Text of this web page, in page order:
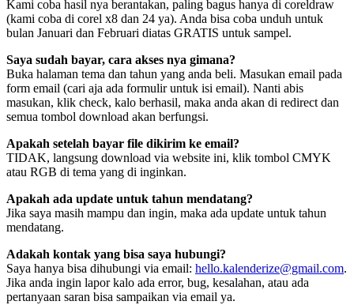
Kami coba hasil nya berantakan, paling bagus hanya di coreldraw
(kami coba di corel x8 dan 24 ya). Anda bisa coba unduh untuk
bulan Januari dan Februari diatas GRATIS untuk sampel.
Saya sudah bayar, cara akses nya gimana?
Buka halaman tema dan tahun yang anda beli. Masukan email pada
form email (cari aja ada formulir untuk isi email). Nanti abis
masukan, klik check, kalo berhasil, maka anda akan di redirect dan
semua tombol download akan berfungsi.
Apakah setelah bayar file dikirim ke email?
TIDAK, langsung download via website ini, klik tombol CMYK
atau RGB di tema yang di inginkan.
Apakah ada update untuk tahun mendatang?
Jika saya masih mampu dan ingin, maka ada update untuk tahun
mendatang.
Adakah kontak yang bisa saya hubungi?
Saya hanya bisa dihubungi via email: hello.kalenderize@gmail.com.
Jika anda ingin lapor kalo ada error, bug, kesalahan, atau ada
pertanyaan saran bisa sampaikan via email ya.